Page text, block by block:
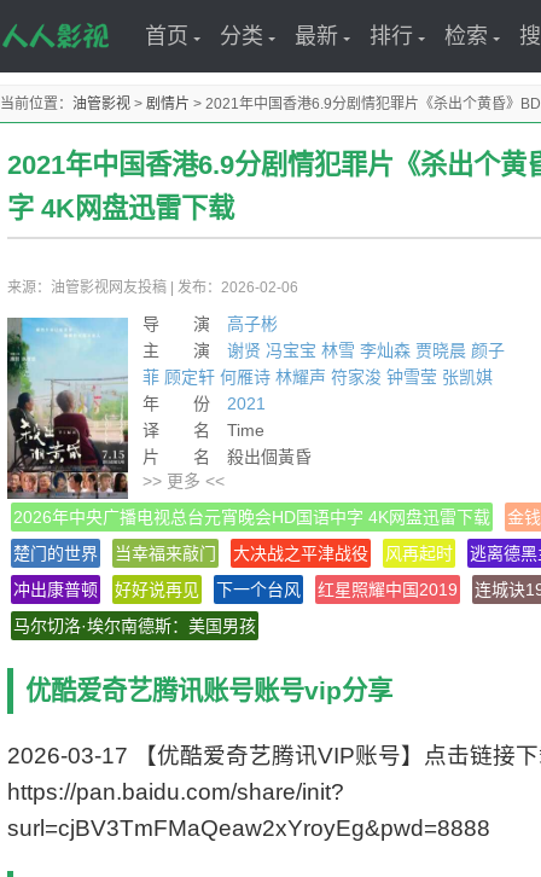
首页 分类 最新 排行 检索
当前位置： 油管影视 > 剧情片 > 2021年中国香港6.9分剧情犯罪片《杀出个黄昏》
2021年中国香港6.9分剧情犯罪片《杀出个黄
字 4K网盘迅雷下载
来源：油管影视网友投稿 发布：2026-02-06
导 演 高子彬
主 演 谢贤 冯宝宝 林雪 李灿森 贾晓晨 颜子
菲 顾定轩 何雁诗 林耀声 符家浚 钟雪莹 张凯娸
年 份 2021
译 名 Time
片 名 殺出個黃昏
产 地 中国香港
类 别 剧情/犯罪
语 言 粤语
字 幕 中文字幕
上映日期 2021-07-15(中国香港)/2021-04-04
(香港国际电影节)
豆瓣评分 6.9/10 from 829 users
文件格式 x264 + ACC
文件大小 1495 MB
>> 更多 <<
2026年中央广播电视总台元宵晚会HD国语中字 4K网盘迅雷下载
金
楚门的世界
当幸福来敲门 大决战之平津战役 风再起时
逃离德黑
冲出康普顿
好好说再见 下一个台风 红星照耀中国2019
连城诀
马尔切洛·埃尔南德斯：美国男孩
优酷爱奇艺腾讯账号账号vip分享
2026-03-17 【优酷爱奇艺腾讯VIP账号】点击链接
https://pan.baidu.com/share/init?
surl=cjBV3TmFMaQeaw2xYroyEg&pwd=8888